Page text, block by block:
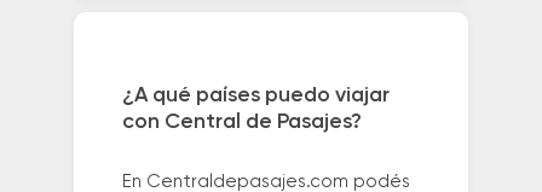
¿A qué países puedo viajar
con Central de Pasajes?
En Centraldepasajes.com podés